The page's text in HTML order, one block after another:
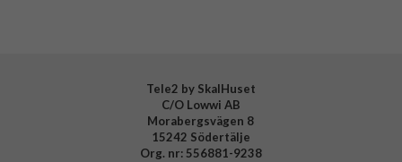
Tele2 by SkalHuset
C/O Lowwi AB
Morabergsvägen 8
15242 Södertälje
Org. nr: 556881-9238